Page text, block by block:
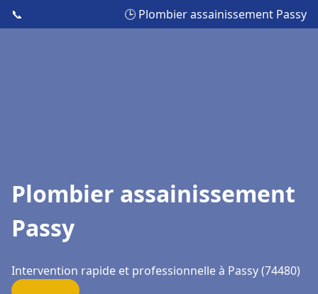
📞 🕒 Plombier assainissement Passy
Plombier assainissement
Passy
Intervention rapide et professionnelle à Passy (74480)